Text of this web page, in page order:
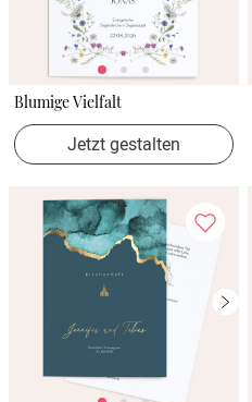
Blumige Vielfalt
Jetzt gestalten